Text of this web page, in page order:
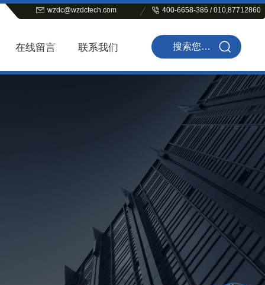
wzdc@wzdctech.com 400-6658-386 / 010,87712860
在线留言 联系我们